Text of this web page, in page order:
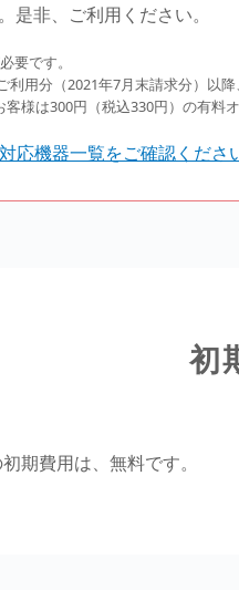
是非、ご利用ください。
要です。
用分（2021年7月末請求分）以降
様は300円（税込330円）の有料オ
機器一覧をご確認ください
初
期費用は、無料です。